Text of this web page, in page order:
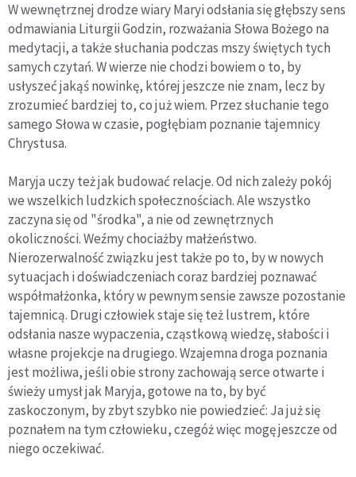
W wewnętrznej drodze wiary Maryi odsłania się głębszy sens
odmawiania Liturgii Godzin, rozważania Słowa Bożego na
medytacji, a także słuchania podczas mszy świętych tych
samych czytań. W wierze nie chodzi bowiem o to, by
usłyszeć jakąś nowinkę, której jeszcze nie znam, lecz by
zrozumieć bardziej to, co już wiem. Przez słuchanie tego
samego Słowa w czasie, pogłębiam poznanie tajemnicy
Chrystusa.
Maryja uczy też jak budować relacje. Od nich zależy pokój
we wszelkich ludzkich społecznościach. Ale wszystko
zaczyna się od "środka", a nie od zewnętrznych
okoliczności. Weźmy chociażby małżeństwo.
Nierozerwalność związku jest także po to, by w nowych
sytuacjach i doświadczeniach coraz bardziej poznawać
współmałżonka, który w pewnym sensie zawsze pozostanie
tajemnicą. Drugi człowiek staje się też lustrem, które
odsłania nasze wypaczenia, cząstkową wiedzę, słabości i
własne projekcje na drugiego. Wzajemna droga poznania
jest możliwa, jeśli obie strony zachowają serce otwarte i
świeży umysł jak Maryja, gotowe na to, by być
zaskoczonym, by zbyt szybko nie powiedzieć: Ja już się
poznałem na tym człowieku, czegóż więc mogę jeszcze od
niego oczekiwać.